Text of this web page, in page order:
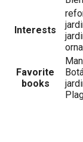
Interests
Favorite
books